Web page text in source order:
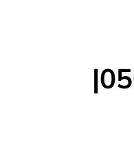
شركة تركيب باركيه ام القيوين |0503418441|